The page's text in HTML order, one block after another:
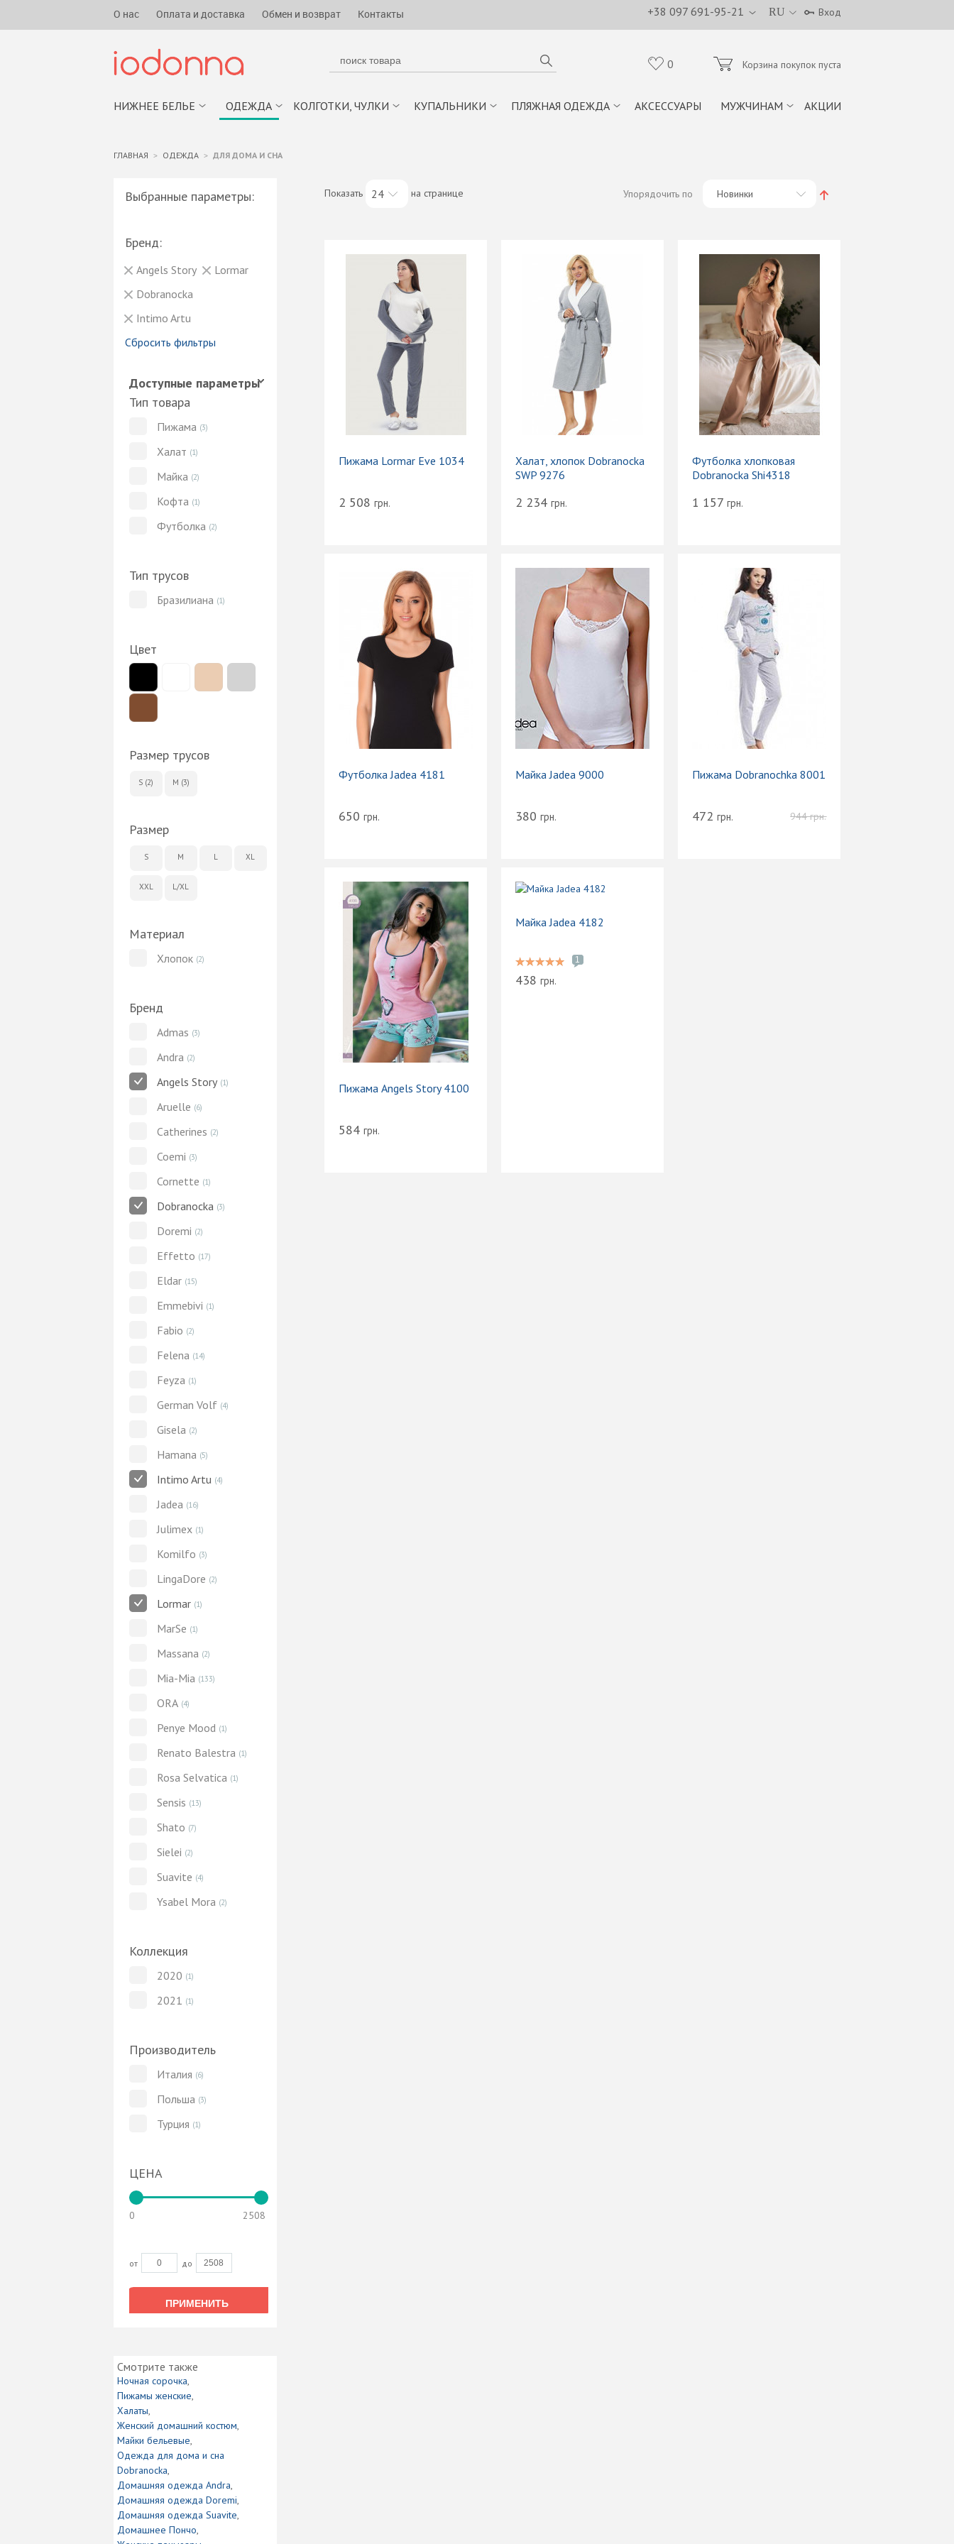
О нас Оплата и доставка Обмен и возврат Контакты RU
+38 097 691-95-21 Вход
0 Корзина покупок пуста
НИЖНЕЕ БЕЛЬЕ ОДЕЖДА КОЛГОТКИ, ЧУЛКИ КУПАЛЬНИКИ ПЛЯЖНАЯ ОДЕЖДА АКСЕССУАРЫ МУЖЧИНАМ АКЦИИ
ГЛАВНАЯ ОДЕЖДА ДЛЯ ДОМА И СНА
Показать 24 на странице Упорядочить по Новинки
Пижама Lormar Eve 1034
2 508 грн.
Халат, хлопок Dobranocka
SWP 9276
2 234 грн.
Футболка хлопковая
Dobranocka Shi4318
1 157грн.
Футболка Jadea 4181
650 грн.
Майка Jadea 9000
380 грн.
Пижама Dobranochka 8001
944грн.
472грн.
Пижама Angels Story 4100
584 грн.
Майка Jadea 4182
1
438 грн.
Выбранные параметры:
Бренд:
Angels Story
Lormar
Dobranocka
Intimo Artu
Сбросить фильтры
Доступные параметры
Тип товара
Пижама (3)
Халат (1)
Майка (2)
Кофта (1)
Футболка (2)
Тип трусов
Бразилиана (1)
Цвет
Размер трусов
S (2) M (3)
Размер
S M L XL
XXL L/XL
Материал
Хлопок (2)
Бренд
Admas (3)
Andra (2)
Angels Story (1)
Aruelle (6)
Catherines (2)
Coemi (3)
Cornette (1)
Dobranocka (3)
Doremi (2)
Effetto (17)
Eldar (15)
Emmebivi (1)
Fabio (2)
Felena (14)
Feyza (1)
German Volf (4)
Gisela (2)
Hamana (5)
Intimo Artu (4)
Jadea (16)
Julimex (1)
Komilfo (3)
LingaDore (2)
Lormar (1)
MarSe (1)
Massana (2)
Mia-Mia (133)
ORA (4)
Penye Mood (1)
Renato Balestra (1)
Rosa Selvatica (1)
Sensis (13)
Shato (7)
Sielei (2)
Suavite (4)
Ysabel Mora (2)
Коллекция
2020 (1)
2021 (1)
Производитель
Италия (6)
Польша (3)
Турция (1)
ЦЕНА
0 2508
от до
ПРИМЕНИТЬ
Смотрите также
Ночная сорочка
Пижамы женские
Халаты
Женский домашний костюм
Майки бельевые
Одежда для дома и сна
Dobranocka
Домашняя одежда Andra
Домашняя одежда Doremi
Домашняя одежда Suavite
Домашнее Пончо